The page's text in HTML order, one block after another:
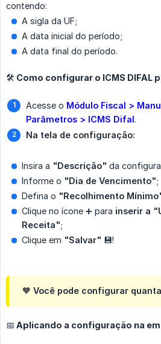
contendo:
A sigla da UF;
A data inicial do período;
A data final do período.
🛠️ Como configurar o ICMS DIFAL
Acesse o Módulo Fiscal >
Parâmetros > ICMS Difal.
Na tela de configuração:
Insira a "Descrição" da
Informe o "Dia de Vencimento";
Defina o "Recolhimento
Clique no ícone ➕ para inserir a
Receita";
Clique em "Salvar" 💾!
🧡 Você pode configurar
📅 Aplicando a configuração na